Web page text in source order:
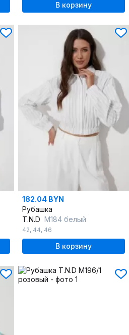
В корзину
182.04 BYN
Рубашка
T.N.D М184 белый
42, 44, 46
В корзину